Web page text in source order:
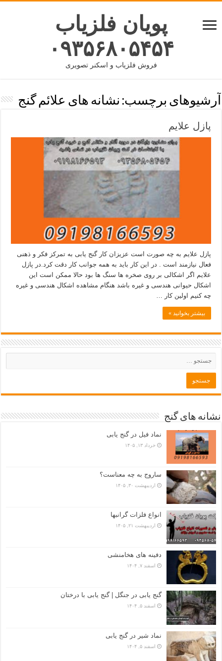
پویان فلزیاب
۰۹۳۵۶۸۰۵۴۵۴
فروش فلزیاب و اسکنر تصویری
آرشیوهای برچسب: نشانه های علائم گنج
پازل علایم
پازل علایم به چه صورت است عزیزان کار گنج یابی به تمرکز فکر و ذهنی
فعال نیازمند است . در این کار باید به همه جوانب کار دقت کرد.در پازل
علایم اگر اشکالی بر روی صخره ها سنگ ها بود حالا ممکن است این
اشکال حیوانی هندسی و غیره باشد هنگام مشاهده اشکال هندسی و غیره
چه کنیم اولین کار …
بیشتر بخوانید »
نشانه های گنج
نماد فیل در گنج یابی
خرداد ۱۳, ۱۴۰۵
ساروج به چه معناست؟
اردیبهشت ۳۰, ۱۴۰۵
انواع فلزات گرانبها
اردیبهشت ۲۱, ۱۴۰۵
دفینه های هخامنشی
اسفند ۷, ۱۴۰۴
گنج یابی در جنگل | گنج یابی با درختان
اسفند ۵, ۱۴۰۴
نماد شیر در گنج یابی
اسفند ۵, ۱۴۰۴